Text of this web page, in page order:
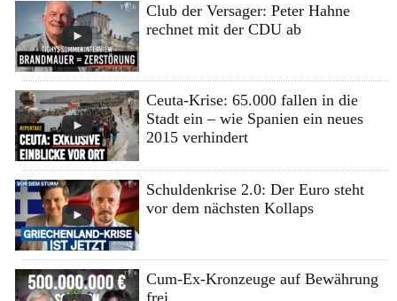
Club der Versager: Peter Hahne
rechnet mit der CDU ab
Ceuta-Krise: 65.000 fallen in die
Stadt ein – wie Spanien ein neues
2015 verhindert
Schuldenkrise 2.0: Der Euro steht
vor dem nächsten Kollaps
Cum-Ex-Kronzeuge auf Bewährung
frei